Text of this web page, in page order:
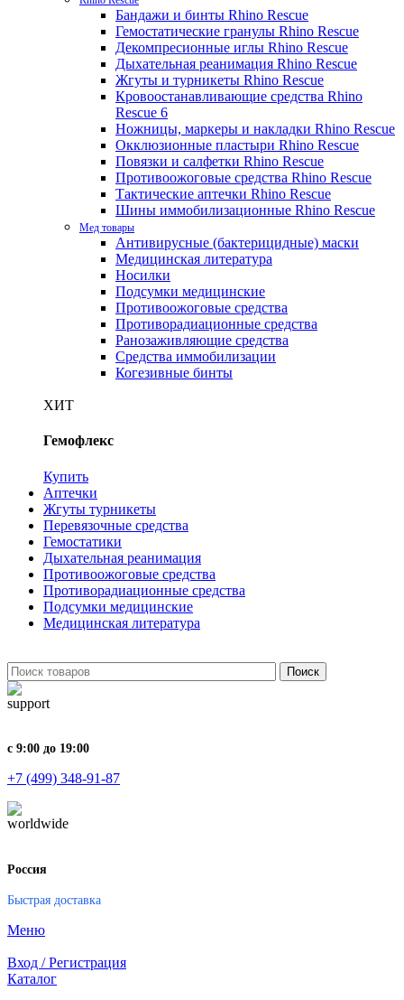
Бандажи и бинты Rhino Rescue
Гемостатические гранулы Rhino Rescue
Декомпресионные иглы Rhino Rescue
Дыхательная реанимация Rhino Rescue
Жгуты и турникеты Rhino Rescue
Кровоостанавливающие средства Rhino
Rescue 6
Ножницы, маркеры и накладки Rhino Rescue
Окклюзионные пластыри Rhino Rescue
Повязки и салфетки Rhino Rescue
Противоожоговые средства Rhino Rescue
Тактические аптечки Rhino Rescue
Шины иммобилизационные Rhino Rescue
Мед товары
Антивирусные (бактерицидные) маски
Медицинская литература
Носилки
Подсумки медицинские
Противоожоговые средства
Противорадиационные средства
Ранозаживляющие средства
Средства иммобилизации
Когезивные бинты
ХИТ
Гемофлекс
Купить
Аптечки
Жгуты турникеты
Перевязочные средства
Гемостатики
Дыхательная реанимация
Противоожоговые средства
Противорадиационные средства
Подсумки медицинские
Медицинская литература
Поиск
с 9:00 до 19:00
+7 (499) 348-91-87
Россия
Быстрая доставка
Меню
Вход / Регистрация
Каталог